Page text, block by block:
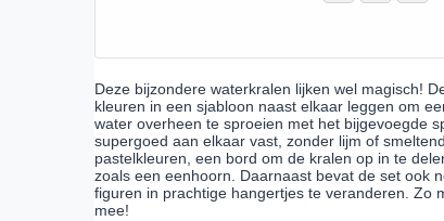
Deze bijzondere waterkralen lijken wel magisch!
kleuren in een sjabloon naast elkaar leggen om
water overheen te sproeien met het bijgevoegde
supergoed aan elkaar vast, zonder lijm of
pastelkleuren, een bord om de kralen op in te
zoals een eenhoorn. Daarnaast bevat de set ook
figuren in prachtige hangertjes te veranderen. Zo
mee!